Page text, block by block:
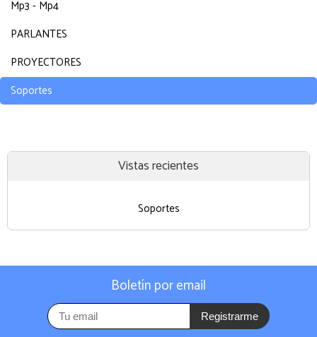
Mp3 - Mp4
PARLANTES
PROYECTORES
Soportes
Vistas recientes
Soportes
Boletín por email
Registrarme